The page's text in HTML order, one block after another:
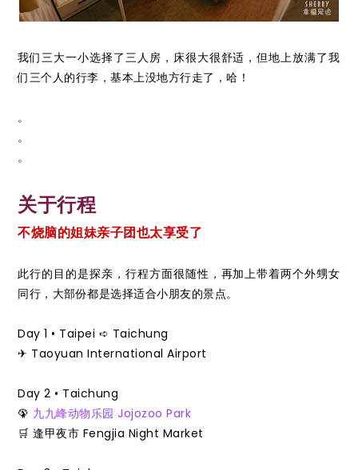
我们三大一小选择了三人房，床很大很舒适，但地上放满了我
们三个人的行李，基本上没地方行走了，哈！
。
。
。
关于行程
不烧脑的姐妹亲子团也太享受了
此行的目的是探亲，行程方面很随性，再加上带着两个外甥女
同行，大部份都是选择适合小朋友的景点。
Day 1 • Taipei ➪ Taichung
✈ Taoyuan International Airport
Day 2 • Taichung
🦚 九九峰动物乐园 Jojozoo Park
🛒 逢甲夜市 Fengjia Night Market